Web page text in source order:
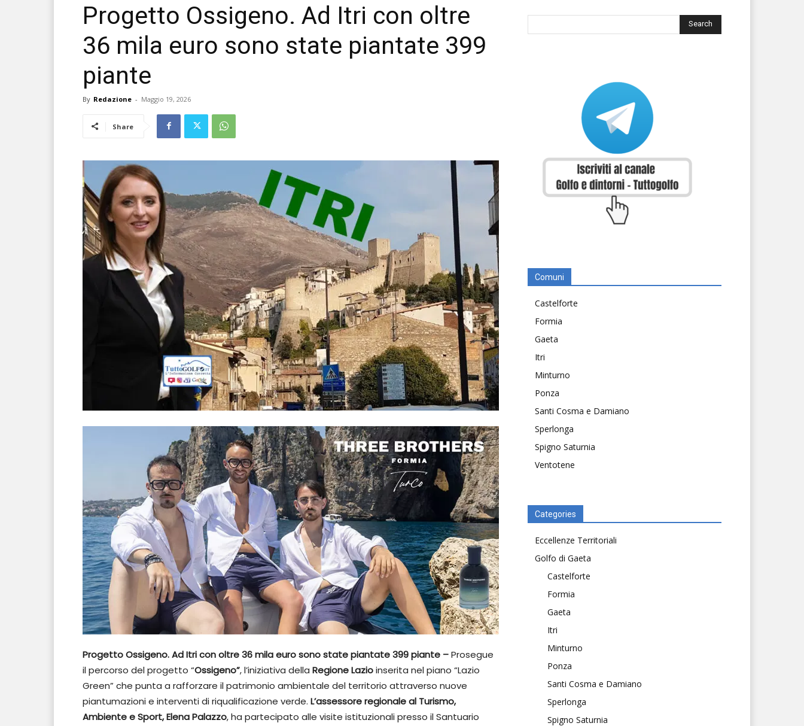
Progetto Ossigeno. Ad Itri con oltre
36 mila euro sono state piantate 399
piante
By Redazione - Maggio 19, 2026
Share
Progetto Ossigeno. Ad Itri con oltre 36 mila euro sono state piantate 399 piante –Prosegue
il percorso del progetto “Ossigeno”, l’iniziativa della Regione Lazioinserita nel piano “Lazio
Green” che punta a rafforzare il patrimonio ambientale del territorio attraverso nuove
piantumazioni e interventi di riqualificazione verde. L’assessore regionale al Turismo,
Ambiente e Sport, Elena Palazzo, ha partecipato alle visite istituzionali presso il Santuario
Comuni
Castelforte
Formia
Gaeta
Itri
Minturno
Ponza
Santi Cosma e Damiano
Sperlonga
Spigno Saturnia
Ventotene
Categories
Eccellenze Territoriali
Golfo di Gaeta
Castelforte
Formia
Gaeta
Itri
Minturno
Ponza
Santi Cosma e Damiano
Sperlonga
Spigno Saturnia